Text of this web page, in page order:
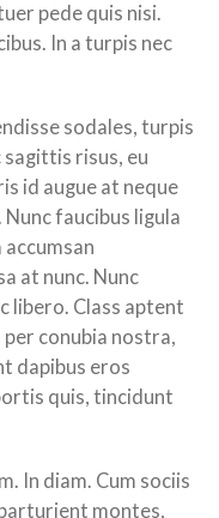
pede quis nisi.
In a turpis nec
sodales, turpis
sagittis risus, eu
id augue at neque
faucibus ligula
accumsan
at nunc. Nunc
libero. Class aptent
conubia nostra,
dapibus eros
quis, tincidunt
In diam. Cum sociis
montes,